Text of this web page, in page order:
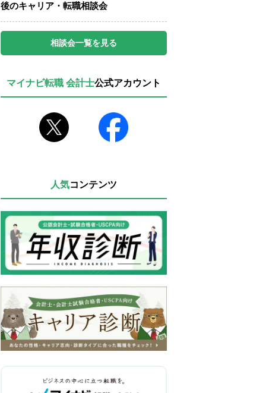
後のキャリア・転職相談会
相談会一覧を見る
マイナビ転職 会計士公式アカウント
人気コンテンツ